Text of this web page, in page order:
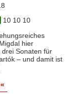
10 10 10
hier
Sonaten für
– und damit ist